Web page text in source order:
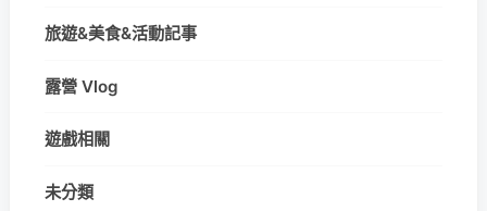
旅遊&美食&活動記事
露營 Vlog
遊戲相關
未分類